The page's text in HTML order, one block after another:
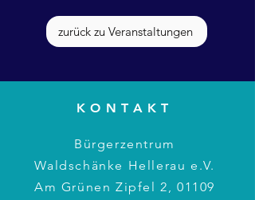
zurück zu Veranstaltungen
KONTAKT
Bürgerzentrum
Waldschänke Hellerau e.V.
Am Grünen Zipfel 2, 01109